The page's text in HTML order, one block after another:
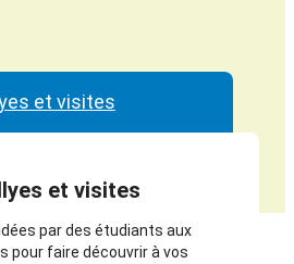
et visites
et visites
par des étudiants aux
pour faire découvrir à vos